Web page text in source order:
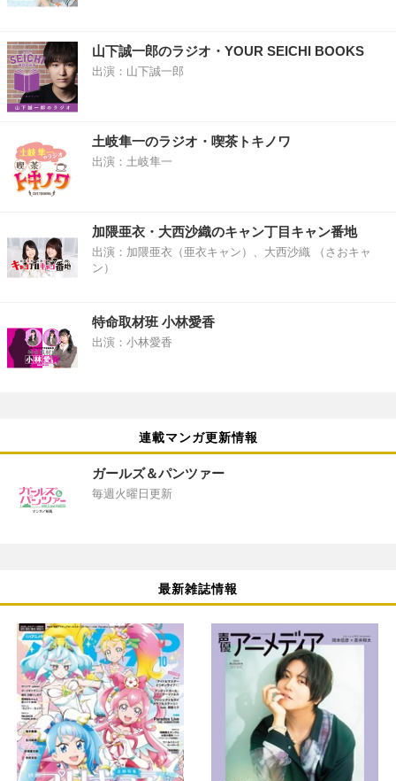
山下誠一郎のラジオ・YOUR SEICHI BOOKS
出演：山下誠一郎
土岐隼一のラジオ・喫茶トキノワ
出演：土岐隼一
加隈亜衣・大西沙織のキャン丁目キャン番地
出演：加隈亜衣（亜衣キャン）、大西沙織 （さおキャ
ン）
特命取材班 小林愛香
出演：小林愛香
連載マンガ更新情報
ガールズ＆パンツァー
毎週火曜日更新
最新雑誌情報